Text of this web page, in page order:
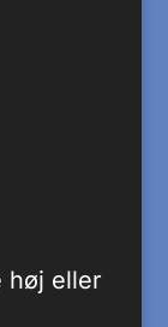
høj eller